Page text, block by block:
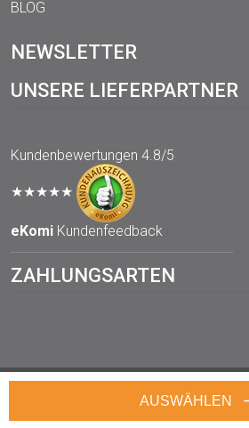
AUSWÄHLEN
BLOG
NEWSLETTER
UNSERE LIEFERPARTNER
Kundenbewertungen 4.8/5
★★★★★
eKomi Kundenfeedback
ZAHLUNGSARTEN
© 2021 TOPP-DRUCKWERKSTATT.de